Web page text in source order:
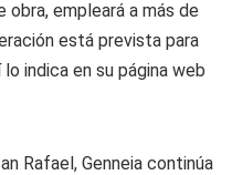
obra, empleará a más de
está prevista para
indica en su página web
Rafael, Genneia continúa